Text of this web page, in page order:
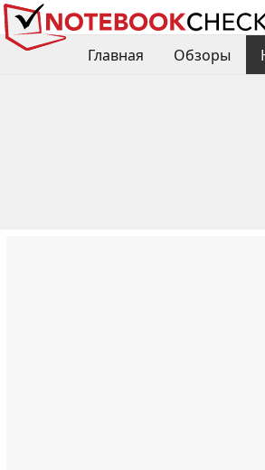
Главная Обзоры